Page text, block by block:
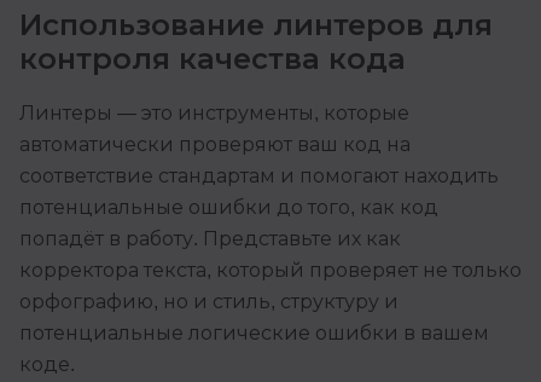
Использование линтеров для
контроля качества кода
Линтеры — это инструменты, которые
автоматически проверяют ваш код на
соответствие стандартам и помогают находить
потенциальные ошибки до того, как код
попадёт в работу. Представьте их как
корректора текста, который проверяет не только
орфографию, но и стиль, структуру и
потенциальные логические ошибки в вашем
коде.